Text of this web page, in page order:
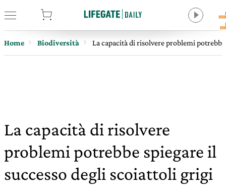
Home Biodiversità La capacità di risolvere problemi
La capacità di risolvere
problemi potrebbe spiegare il
successo degli scoiattoli grigi